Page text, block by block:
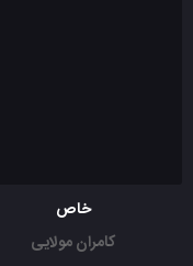
خاص
کامران مولایی